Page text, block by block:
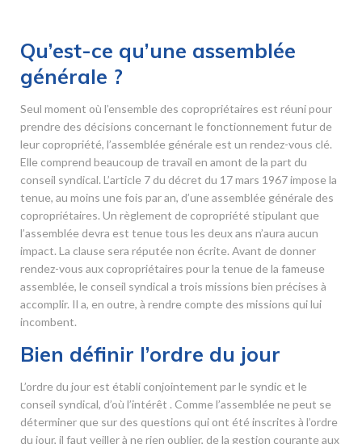
Qu’est-ce qu’une assemblée
générale ?
Seul moment où l’ensemble des copropriétaires est réuni pour
prendre des décisions concernant le fonctionnement futur de
leur copropriété, l’assemblée générale est un rendez-vous clé.
Elle comprend beaucoup de travail en amont de la part du
conseil syndical. L’article 7 du décret du 17 mars 1967 impose la
tenue, au moins une fois par an, d’une assemblée générale des
copropriétaires. Un règlement de copropriété stipulant que
l’assemblée devra est tenue tous les deux ans n’aura aucun
impact. La clause sera réputée non écrite. Avant de donner
rendez-vous aux copropriétaires pour la tenue de la fameuse
assemblée, le conseil syndical a trois missions bien précises à
accomplir. Il a, en outre, à rendre compte des missions qui lui
incombent.
Bien définir l’ordre du jour
L’ordre du jour est établi conjointement par le syndic et le
conseil syndical, d’où l’intérêt . Comme l’assemblée ne peut se
déterminer que sur des questions qui ont été inscrites à l’ordre
du jour, il faut veiller à ne rien oublier, de la gestion courante aux